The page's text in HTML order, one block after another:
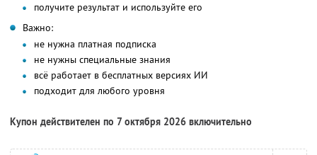
получите результат и используйте его
Важно:
не нужна платная подписка
не нужны специальные знания
всё работает в бесплатных версиях ИИ
подходит для любого уровня
Купон действителен по 7 октября 2026 включительно